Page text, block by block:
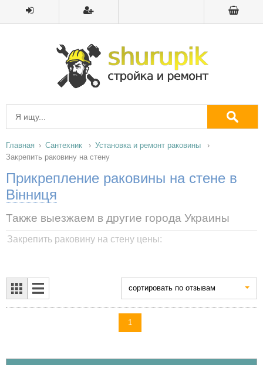
Главная Сантехник
Установка и ремонт раковины
Закрепить раковину на стену
Прикрепление раковины на стене в
Вінниця
Также выезжаем в другие города Украины
Закрепить раковину на стену цены:
cортировать по отзывам
1